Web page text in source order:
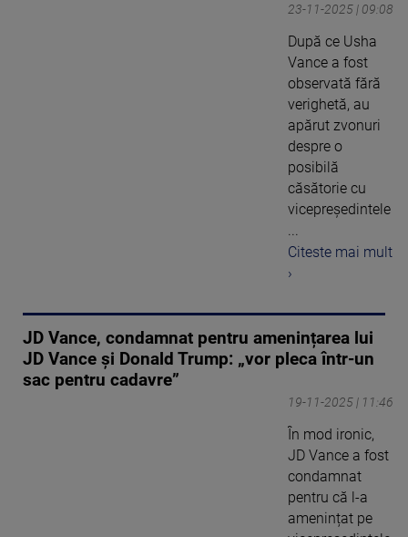
23-11-2025 | 09:08
După ce Usha
Vance a fost
observată fără
verighetă, au
apărut zvonuri
despre o
posibilă
căsătorie cu
vicepreședintele
Citeste mai mult
›
JD Vance, condamnat pentru amenințarea lui
JD Vance și Donald Trump: „vor pleca într-un
sac pentru cadavre”
19-11-2025 | 11:46
În mod ironic,
JD Vance a fost
condamnat
pentru că l-a
amenințat pe